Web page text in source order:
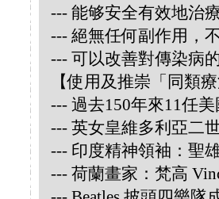
--- 能够安全有效地治
--- 絕無任何副作用，
--- 可以改善對傳染病
【使用及推崇「同類
--- 過去150年來11任
--- 英女皇維多利亞二
--- 印度精神領袖：聖
--- 荷蘭畫家：梵高